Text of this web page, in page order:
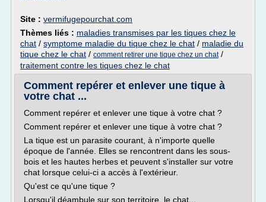
Site : vermifugepourchat.com
Thèmes liés : maladies transmises par les tiques chez le
chat / symptome maladie du tique chez le chat / maladie du
tique chez le chat / comment retirer une tique chez un chat/
traitement contre les tiques chez le chat
Comment repérer et enlever une tique à
votre chat ...
Comment repérer et enlever une tique à votre chat ?
Comment repérer et enlever une tique à votre chat ?
La tique est un parasite courant, à n'importe quelle
époque de l'année. Elles se rencontrent dans les sous-
bois et les hautes herbes et peuvent s'installer sur votre
chat lorsque celui-ci a accès à l'extérieur.
Qu'est ce qu'une tique ?
Lorsqu'il déambule sur son territoire, le chat...